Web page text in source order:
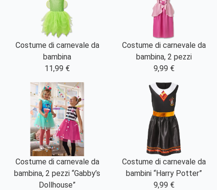
Costume di carnevale da
bambina
11,99 €
Costume di carnevale da
bambina, 2 pezzi
9,99 €
Costume di carnevale da
bambina, 2 pezzi “Gabby’s
Dollhouse”
Costume di carnevale da
bambini “Harry Potter”
9,99 €